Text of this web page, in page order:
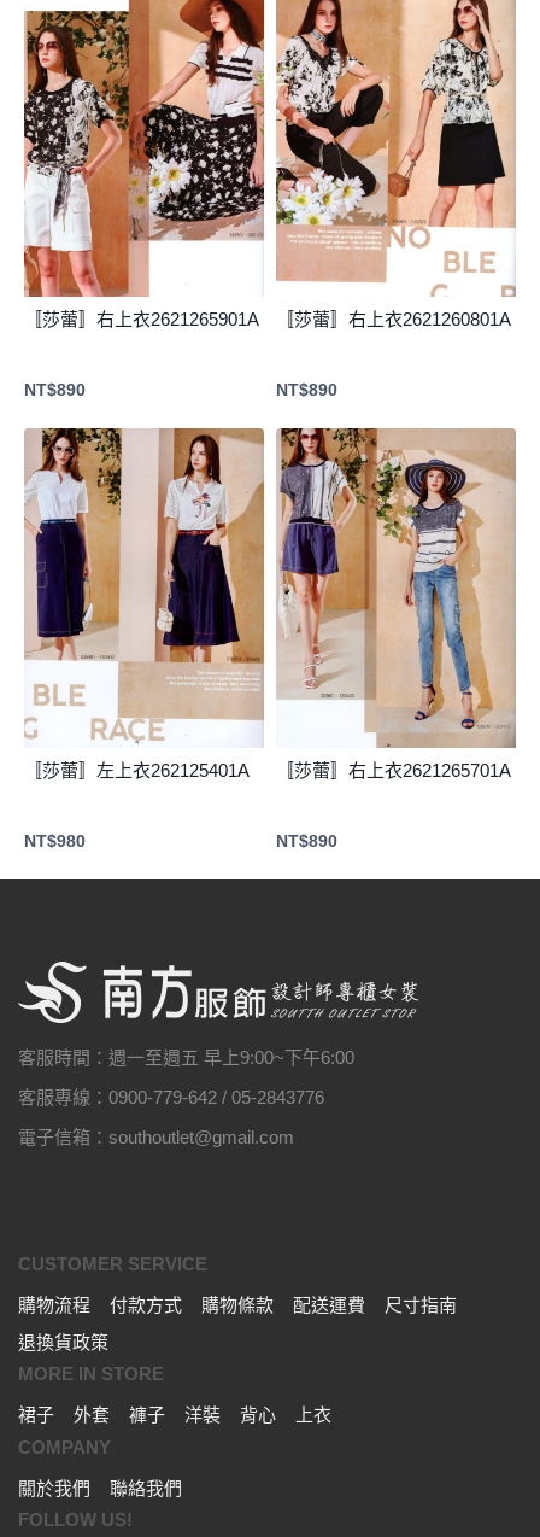
〚莎蕾〛右上衣2621265901A
NT$890
〚莎蕾〛右上衣2621260801A
NT$890
〚莎蕾〛左上衣262125401A
NT$980
〚莎蕾〛右上衣2621265701A
NT$890
客服時間：週一至週五 早上9:00~下午6:00
客服專線：0900-779-642 / 05-2843776
電子信箱：southoutlet@gmail.com
CUSTOMER SERVICE
購物流程
付款方式 購物條款 配送運費
尺寸指南
退換貨政策
MORE IN STORE
裙子
外套 褲子 洋裝 背心
上衣
COMPANY
關於我們
聯絡我們
FOLLOW US!